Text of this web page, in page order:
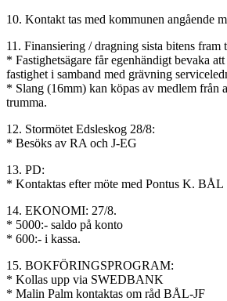
10. Kontakt tas med kommunen angående
11. Finansiering / dragning sista bitens fram
* Fastighetsägare får egenhändigt bevaka
fastighet i samband med grävning
* Slang (16mm) kan köpas av medlem från
trumma.
12. Stormötet Edsleskog 28/8:
* Besöks av RA och J-EG
13. PD:
* Kontaktas efter möte med Pontus K. BÅL
14. EKONOMI: 27/8.
* 5000:- saldo på konto
* 600:- i kassa.
15. BOKFÖRINGSPROGRAM:
* Kollas upp via SWEDBANK
* Malin Palm kontaktas om råd BÅL-JF